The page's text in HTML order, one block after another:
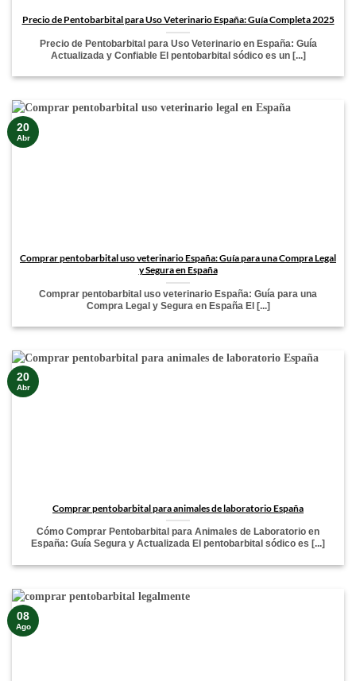
Precio de Pentobarbital para Uso Veterinario España: Guía Completa 2025
Precio de Pentobarbital para Uso Veterinario en España: Guía
Actualizada y Confiable El pentobarbital sódico es un [...]
Comprar pentobarbital uso veterinario España: Guía para una Compra Legal
y Segura en España
Comprar pentobarbital uso veterinario España: Guía para una
Compra Legal y Segura en España El [...]
20
Abr
Comprar pentobarbital para animales de laboratorio España
Cómo Comprar Pentobarbital para Animales de Laboratorio en
España: Guía Segura y Actualizada El pentobarbital sódico es [...]
20
Abr
08
Ago